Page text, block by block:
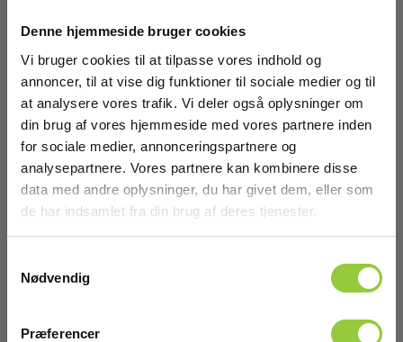
Denne hjemmeside bruger cookies
Vi bruger cookies til at tilpasse vores indhold og
annoncer, til at vise dig funktioner til sociale medier og til
at analysere vores trafik. Vi deler også oplysninger om
din brug af vores hjemmeside med vores partnere inden
for sociale medier, annonceringspartnere og
analysepartnere. Vores partnere kan kombinere disse
data med andre oplysninger, du har givet dem, eller som
de har indsamlet fra din brug af deres tjenester.
Nødvendig
Præferencer
Røgpatroner
Volumen (m³):
8,5
Røgtype:
Orange
65
Vis mere